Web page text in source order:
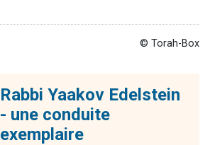
© Torah-Box
Rabbi Yaakov Edelstein
- une conduite
exemplaire